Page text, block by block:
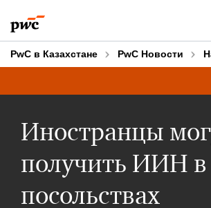
to
content
to
footer
PwC в Казахстане PwC Новости
Иностранцы
получить ИИН в
посольствах